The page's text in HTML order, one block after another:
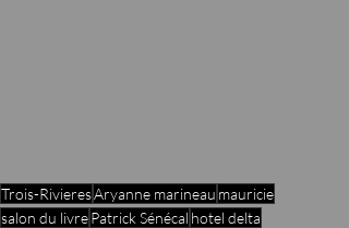
Trois-RivieresAryanne marineau mauricie
salon du livrePatrick Sénécal hotel delta